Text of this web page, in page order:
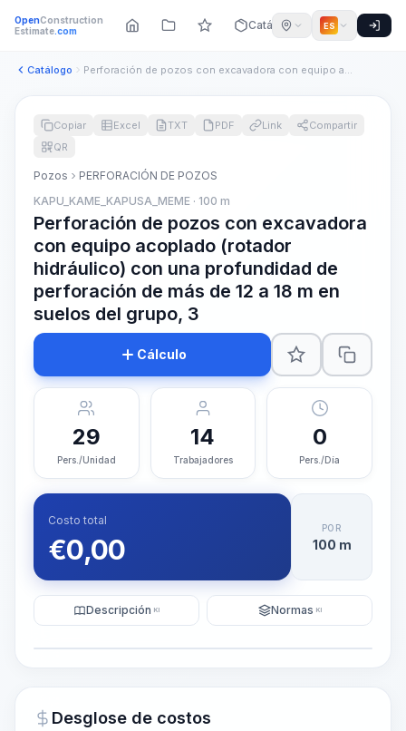
OpenConstruction
Estimate.com Catálogo ES
Catálogo Perforación de pozos con excavadora con equipo acoplado (rot...
~15-30 Sek.
Copiar Excel TXT PDF Link
Compartir
QR
Pozos
PERFORACIÓN DE POZOS
KAPU_KAME_KAPUSA_MEME · 100 m
Perforación de pozos con excavadora
con equipo acoplado (rotador
hidráulico) con una profundidad de
perforación de más de 12 a 18 m en
suelos del grupo, 3
Cálculo
29
Pers./Unidad
14
Trabajadores
0
Pers./Día
Costo total
€0,00
POR
100 m
Descripción KI Normas KI
Desglose de costos